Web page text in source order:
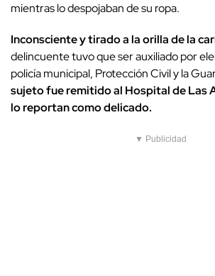
mientras lo despojaban de su ropa.
Inconsciente y tirado a la orilla de la
delincuente tuvo que ser auxiliado por
policía municipal, Protección Civil y la
sujeto fue remitido al Hospital de Las
lo reportan como delicado.
▼ Publicidad